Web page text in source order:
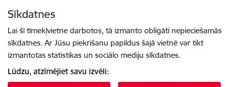
Sīkdatnes
Lai šī tīmekļvietne darbotos, tā izmanto obligāti nepieciešamās
sīkdatnes. Ar Jūsu piekrišanu papildus šajā vietnē var tikt
izmantotas statistikas un sociālo mediju sīkdatnes.
Lūdzu, atzīmējiet savu izvēli: